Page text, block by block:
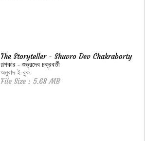
The Storyteller - Shuvro Dev Chakraborty
গল্পকার - শুভ্রদেব চক্রবর্তী
অনুবাদ ই-বুক
File Size : 5.68 MB